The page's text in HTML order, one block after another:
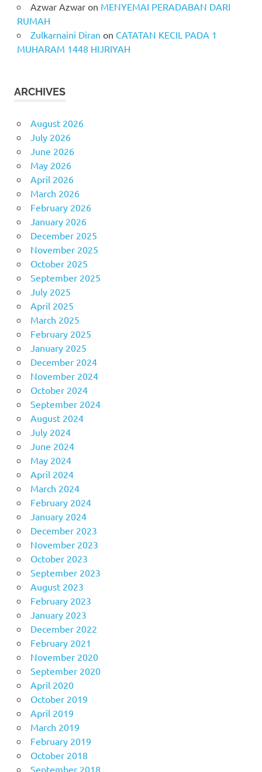
Azwar Azwaron MENYEMAI PERADABAN DARI
RUMAH
Zulkarnaini Diran on CATATAN KECIL PADA 1
MUHARAM 1448 HIJRIYAH
ARCHIVES
August 2026
July 2026
June 2026
May 2026
April 2026
March 2026
February 2026
January 2026
December 2025
November 2025
October 2025
September 2025
July 2025
April 2025
March 2025
February 2025
January 2025
December 2024
November 2024
October 2024
September 2024
August 2024
July 2024
June 2024
May 2024
April 2024
March 2024
February 2024
January 2024
December 2023
November 2023
October 2023
September 2023
August 2023
February 2023
January 2023
December 2022
February 2021
November 2020
September 2020
April 2020
October 2019
April 2019
March 2019
February 2019
October 2018
September 2018